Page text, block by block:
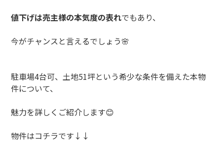
値下げは売主様の本気度の表れでもあり、
今がチャンスと言えるでしょう🌸
駐車場4台可、土地51坪という希少な条件を備えた本物
件について、
魅力を詳しくご紹介します😊
物件はコチラです↓↓